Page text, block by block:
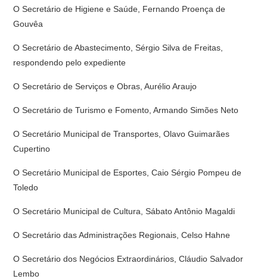
O Secretário de Higiene e Saúde, Fer­nando Proença de
Gouvêa
O Secretário de Abastecimento, Sérgio Silva de Freitas,
respondendo pelo expediente
O Secretário de Serviços e Obras, Aurélio Araujo
O Secretário de Turismo e Fomento, Armando Simões Neto
O Secretário Municipal de Transportes, Olavo Guimarães
Cupertino
O Secretário Municipal de Esportes, Caio Sérgio Pompeu de
Toledo
O Secretário Municipal de Cultura, Sábato Antônio Magaldi
O Secretário das Administrações Regionais, Celso Hahne
O Secretário dos Negócios Extraordinários, Cláudio Salvador
Lembo